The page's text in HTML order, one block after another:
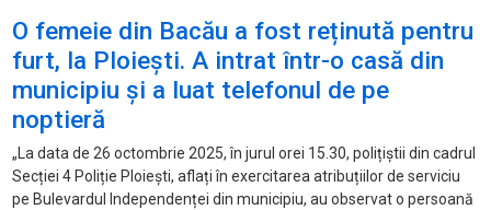
O femeie din Bacău a fost reținută pentru
furt, la Ploiești. A intrat într-o casă din
municipiu și a luat telefonul de pe
noptieră
„La data de 26 octombrie 2025,în jurul orei 15.30, polițiștii din cadrul
Secției 4 Poliție Ploiești, aflațiîn exercitarea atribuțiilor de serviciu
pe Bulevardul Independenței din municipiu, au observat o persoană